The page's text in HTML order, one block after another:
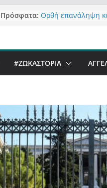
Πρόσφατα: “μεταμορφώνουν”
δημοσιογραφία
Έρχεται Beer
Καστοριανός;
#ZΩΚΑΣΤΟΡΙΑ